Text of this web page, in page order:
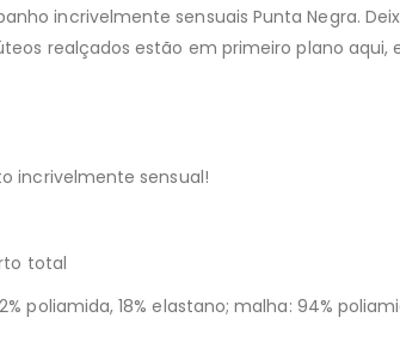
incrivelmente sensuais Punta Negra.
realçados estão em primeiro plano
incrivelmente sensual!
total
poliamida, 18% elastano; malha: 94%